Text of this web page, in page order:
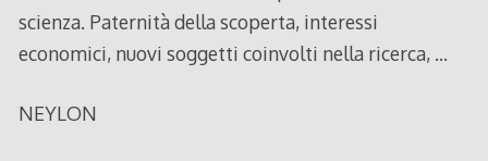
scienza. Paternità della scoperta, interessi
economici, nuovi soggetti coinvolti nella ricerca, …
NEYLON